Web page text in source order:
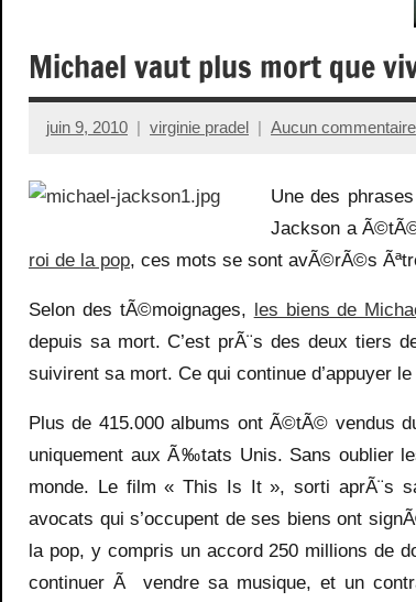
Michael vaut plus mort que
juin 9, 2010 virginie pradel Aucun commentaire
Une des
Jackson a
roi de la pop, ces mots se sont avÃ©rÃ©s
Selon des tÃ©moignages, les biens de
depuis sa mort. C’est prÃ¨s des deux tiers
suivirent sa mort. Ce qui continue d’appuyer
Plus de 415.000 albums ont Ã©tÃ© vendus
uniquement aux Ã‰tats Unis. Sans oublier
monde. Le film « This Is It », sorti aprÃ¨s
avocats qui s’occupent de ses biens ont
la pop, y compris un accord 250 millions de
continuer Ã vendre sa musique, et un